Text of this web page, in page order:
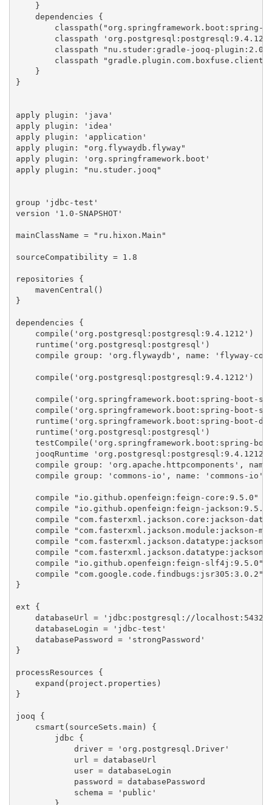
    }
    dependencies {
classpath("org.springframework.boot:spring-
classpath
classpath "nu.studer:gradle-jooq-
classpath
    }
}
apply plugin: 'java'
apply plugin: 'idea'
apply plugin: 'application'
apply plugin: "org.flywaydb.flyway"
apply plugin: 'org.springframework.boot'
apply plugin: "nu.studer.jooq"
group 'jdbc-test'
version '1.0-SNAPSHOT'
mainClassName = "ru.hixon.Main"
sourceCompatibility = 1.8
repositories {
    mavenCentral()
}
dependencies {
    compile('org.postgresql:postgresql:9.4.1212')
    runtime('org.postgresql:postgresql')
compile group: 'org.flywaydb', name: 'flyway-
    compile('org.postgresql:postgresql:9.4.1212')
compile('org.springframework.boot:spring-boot-
compile('org.springframework.boot:spring-boot-
runtime('org.springframework.boot:spring-boot-
    runtime('org.postgresql:postgresql')
testCompile('org.springframework.boot:spring-
    jooqRuntime 'org.postgresql:postgresql:9.4.1212'
compile group: 'org.apache.httpcomponents',
compile group: 'commons-io', name: 'commons-io',
    compile "io.github.openfeign:feign-core:9.5.0"
compile "io.github.openfeign:feign-
compile "com.fasterxml.jackson.core:jackson-
compile "com.fasterxml.jackson.module:jackson-
compile "com.fasterxml.jackson.datatype:jackson-
compile "com.fasterxml.jackson.datatype:jackson-
    compile "io.github.openfeign:feign-slf4j:9.5.0"
    compile "com.google.code.findbugs:jsr305:3.0.2"
}
ext {
databaseUrl = 'jdbc:postgresql://localhost:5432/
    databaseLogin = 'jdbc-test'
    databasePassword = 'strongPassword'
}
processResources {
    expand(project.properties)
}
jooq {
    csmart(sourceSets.main) {
        jdbc {
            driver = 'org.postgresql.Driver'
            url = databaseUrl
            user = databaseLogin
            password = databasePassword
            schema = 'public'
        }